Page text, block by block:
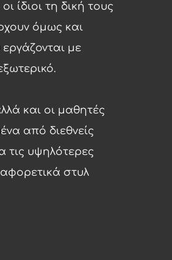
ίδιοι τη δική τους
όμως και
με
και οι μαθητές
από διεθνείς
τις υψηλότερες
στυλ